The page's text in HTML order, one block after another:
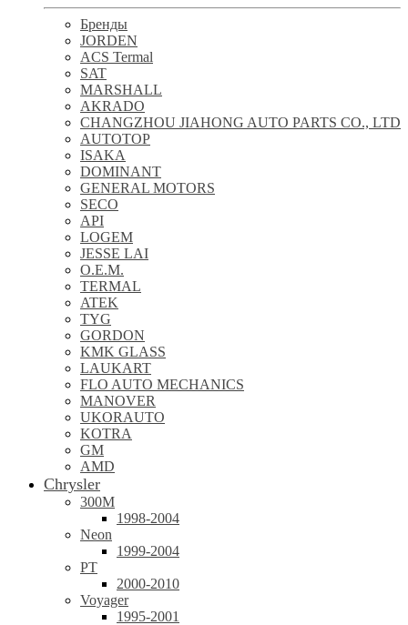
Бренды
JORDEN
ACS Termal
SAT
MARSHALL
AKRADO
CHANGZHOU JIAHONG AUTO PARTS CO., LTD
AUTOTOP
ISAKA
DOMINANT
GENERAL MOTORS
SECO
API
LOGEM
JESSE LAI
O.E.M.
TERMAL
ATEK
TYG
GORDON
KMK GLASS
LAUKART
FLO AUTO MECHANICS
MANOVER
UKORAUTO
KOTRA
GM
AMD
Chrysler
300M
1998-2004
Neon
1999-2004
PT
2000-2010
Voyager
1995-2001